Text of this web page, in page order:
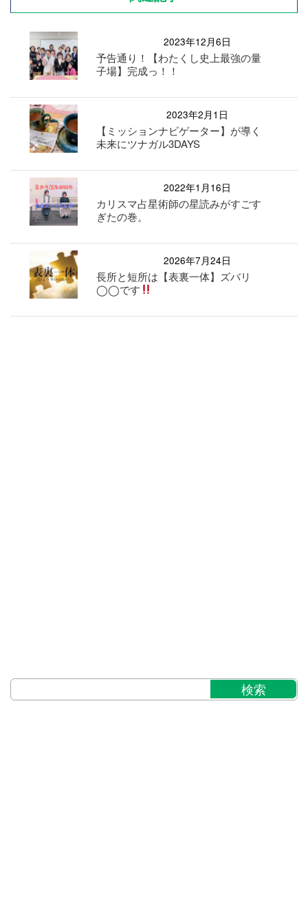
2023年12月6日
予告通り！【わたくし史上最強の量
子場】完成っ！！
2023年2月1日
【ミッションナビゲーター】が導く
未来にツナガル3DAYS
2022年1月16日
カリスマ占星術師の星読みがすごす
ぎたの巻。
2026年7月24日
長所と短所は【表裏一体】ズバリ
◯◯です